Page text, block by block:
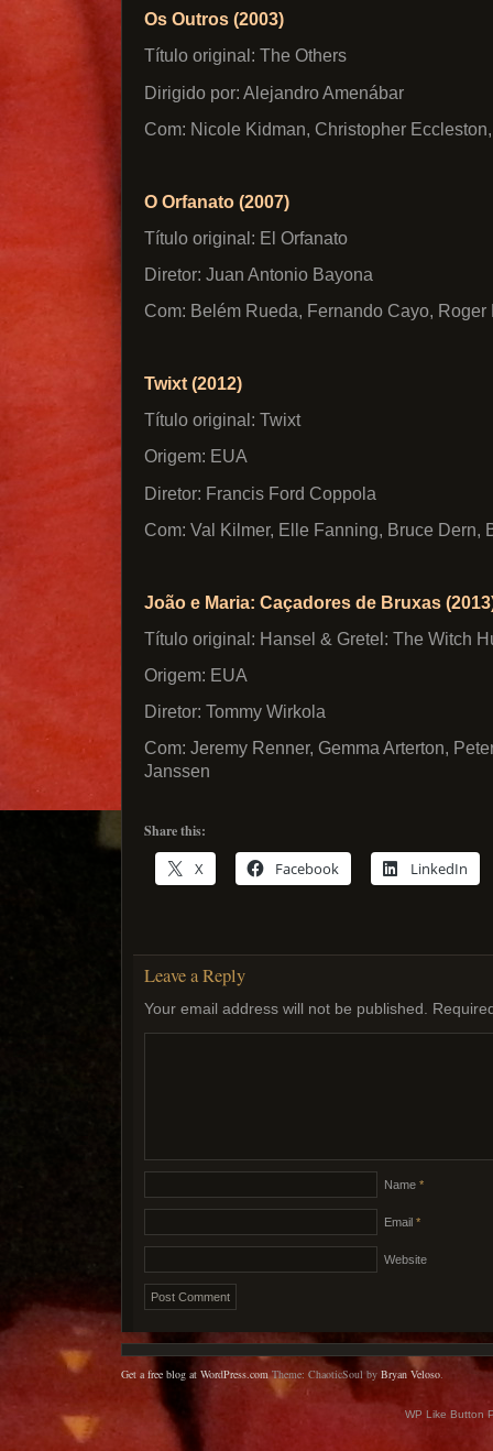
Os Outros (2003)
Título original: The Others
Dirigido por: Alejandro Amenábar
Com: Nicole Kidman, Christopher
O Orfanato (2007)
Título original: El Orfanato
Diretor: Juan Antonio Bayona
Com: Belém Rueda, Fernando Cayo, Roger
Twixt (2012)
Título original: Twixt
Origem: EUA
Diretor: Francis Ford Coppola
Com: Val Kilmer, Elle Fanning, Bruce Dern,
João e Maria: Caçadores de Bruxas
Título original: Hansel & Gretel: The Witch
Origem: EUA
Diretor: Tommy Wirkola
Com: Jeremy Renner, Gemma Arterton,
Janssen
Share this:
X Facebook LinkedIn
Leave a Reply
Your email address will not be published.
Name *
Email *
Website
Get a free blog at WordPress.comTheme: ChaoticSoul by Bryan Veloso.
WP Like Button